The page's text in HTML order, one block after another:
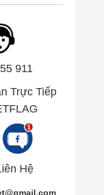
911
Trực Tiếp
Hệ